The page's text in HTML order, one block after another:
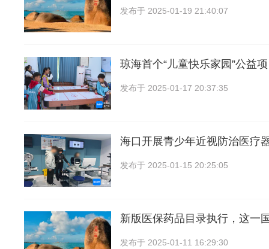
发布于 2025-01-19 21:40:07
琼海首个“儿童快乐家园”公益
发布于 2025-01-17 20:37:35
海口开展青少年近视防治医疗
发布于 2025-01-15 20:25:05
新版医保药品目录执行，这一
发布于 2025-01-11 16:29:30